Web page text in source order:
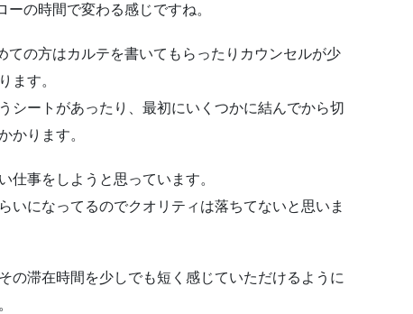
ーの時間で変わる感じですね。
ての方はカルテを書いてもらったりカウンセルが少
ます。
シートがあったり、最初にいくつかに結んでから切
かります。
仕事をしようと思っています。
いになってるのでクオリティは落ちてないと思いま
の滞在時間を少しでも短く感じていただけるように